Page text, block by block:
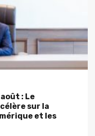
: Le
sur la
et les